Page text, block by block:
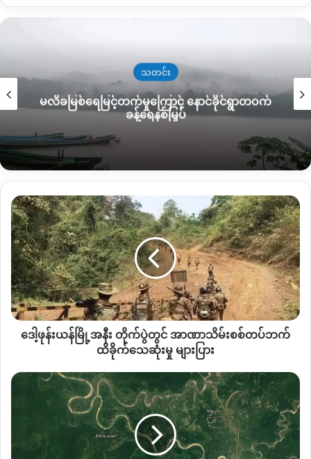
လူငယ်တွေ၊ တက်ကြွလှုပ်ရှားသူတွေ တစ်ယောက်မှ လွှတ်လာတာမ
ဗန်းမော်မြို့နယ်တွင် စစ်အာဏာသိမ်းပြီးနောက် ဖမ်းဆီး ခံရသူ ၃၀
ဦးထက်မနည်း ရှိနေပြီ ဖြစ်သည်။
Copy URL
သတင်း
မလိခမြစ်ရေမြင့်တက်မှုကြောင့် နောင်ခိုင်ရွာတဝက်
ခန့်ရေနစ်မြှပ်
ဒေါ့
ဖုန်း
ယန်
မြို့
အနီး
တိုက်ပွဲ
တွင်
အာဏာသိမ်း
စစ်တပ်
ဘက်
မှု
များပြား
ဒေါ့ဖုန်းယန်မြို့အနီး တိုက်ပွဲတွင် အာဏာသိမ်းစစ်တပ်ဘက်
ထိခိုက်သေဆုံးမှု များပြား
တ
အကြမ်းဖက်
စစ်တပ်၏